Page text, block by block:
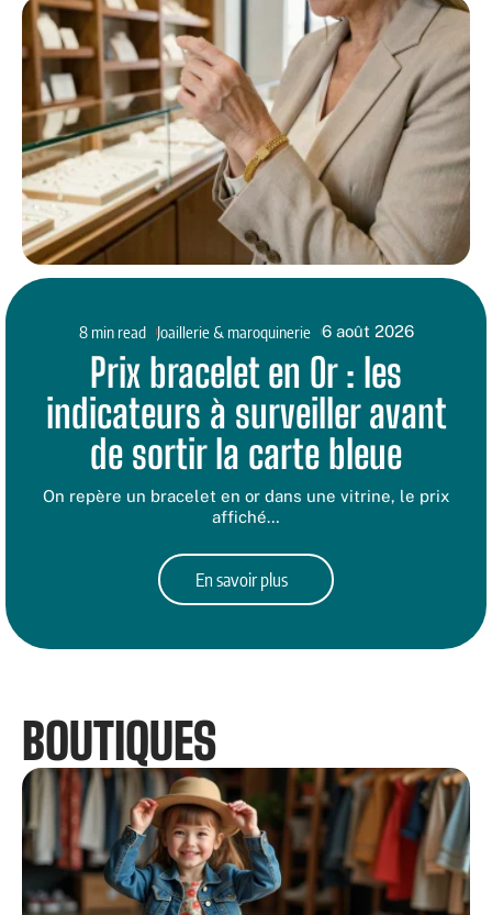
8 min read Joaillerie & maroquinerie 6 août 2026
Prix bracelet en Or : les
indicateurs à surveiller avant
de sortir la carte bleue
On repère un bracelet en or dans une vitrine, le prix
affiché…
En savoir plus
BOUTIQUES